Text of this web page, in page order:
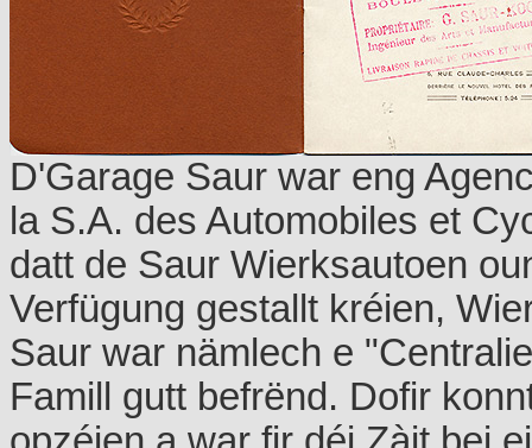
D'Garage Saur war eng
la S.A. des Automobiles et
datt de Saur Wierksautoen
Verfügung gestallt kréien,
Saur war nämlech e
Famill gutt befrënd. Dofir